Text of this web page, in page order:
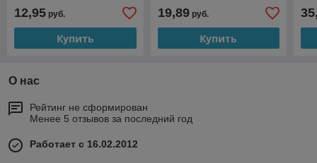
12,95 руб.
Купить
19,89руб.
Купить
О нас
Рейтинг не сформирован
Менее 5 отзывов за последний год
Работает с 16.02.2012